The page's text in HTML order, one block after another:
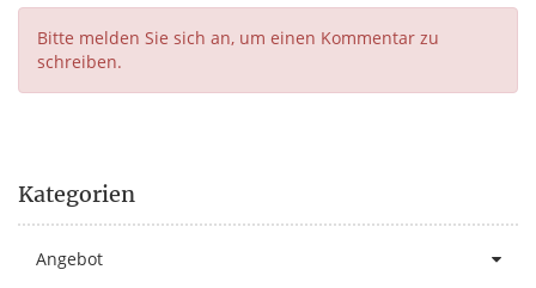
Bitte melden Sie sich an, um einen Kommentar zu
schreiben.
Kategorien
Angebot